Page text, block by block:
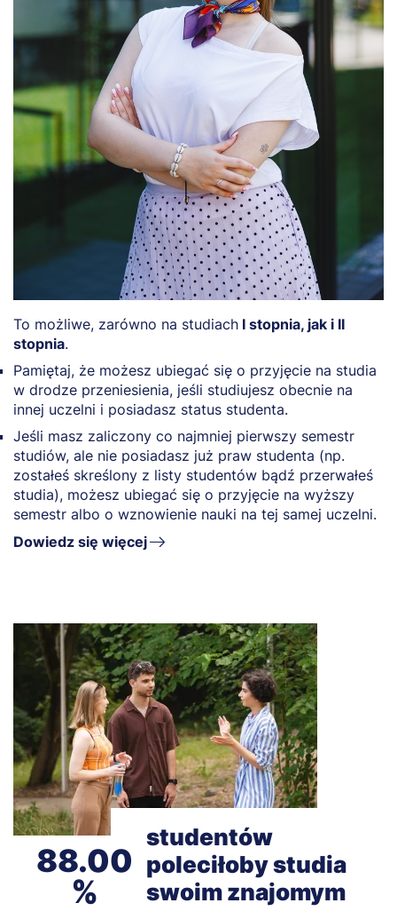
To możliwe, zarówno na studiach I stopnia, jak i II
stopnia.
Pamiętaj, że możesz ubiegać się o przyjęcie na studia
w drodze przeniesienia, jeśli studiujesz obecnie na
innej uczelni i posiadasz status studenta.
Jeśli masz zaliczony co najmniej pierwszy semestr
studiów, ale nie posiadasz już praw studenta (np.
zostałeś skreślony z listy studentów bądź przerwałeś
studia), możesz ubiegać się o przyjęcie na wyższy
semestr albo o wznowienie nauki na tej samej uczelni.
Dowiedz się więcej
88.00
studentów
poleciłoby studia
swoim znajomym